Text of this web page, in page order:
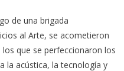
de una brigada
al Arte, se acometieron
que se perfeccionaron los
la acústica, la tecnología y